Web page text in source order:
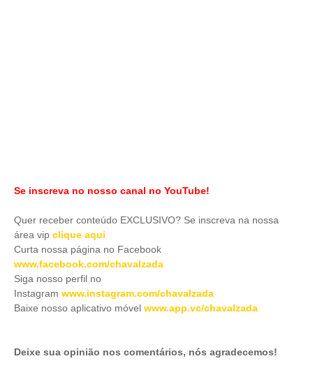
Se inscreva no nosso canal no YouTube!
Quer receber conteúdo EXCLUSIVO? Se inscreva na nossa
área vip clique aqui
Curta nossa página no Facebook
www.facebook.com/chavalzada
Siga nosso perfil no
Instagram www.instagram.com/chavalzada
Baixe nosso aplicativo móvel www.app.vc/chavalzada
Deixe sua opinião nos comentários, nós agradecemos!